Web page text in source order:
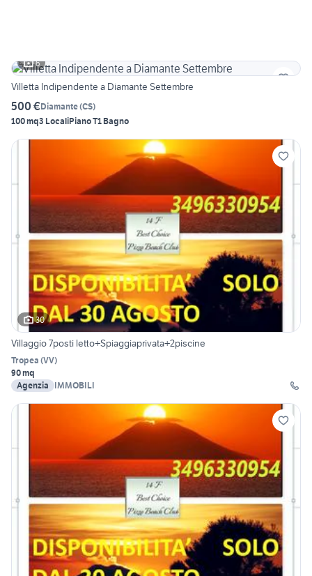
6
Villetta Indipendente a Diamante Settembre
500 €Diamante(CS)
100 mq3 LocaliPiano T1 Bagno
30
Villaggio 7posti letto+Spiaggiaprivata+2piscine
Tropea (VV)
90 mq
Agenzia
IMMOBILI